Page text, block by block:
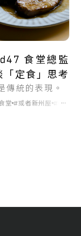
食堂總監
「定食」思考
傳統的表現。
堂 #或者新州屋 #鄉土料
...